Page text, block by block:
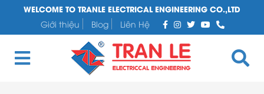
WELCOME TO TRANLE ELECTRICAL ENGINEERING CO.,LTD
Giới thiệu
Blog Liên Hệ